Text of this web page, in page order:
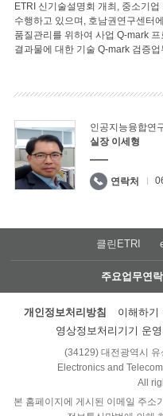
ETRI 신기술설명회 개최, 중소기
수행하고 있으며, 호남권연구센터
품질관리를 위하여 사업 Q-mark
결과물에 대한 기술 Q-mark 검증
인공지능융합연
실장 이세형
연락처
클린ETRI
주요업무연락
개인정보처리방침 이해하기
영상정보처리기기 운
(34129) 대전광역시
Electronics and
All
본 홈페이지에 게시된 이메일 주소